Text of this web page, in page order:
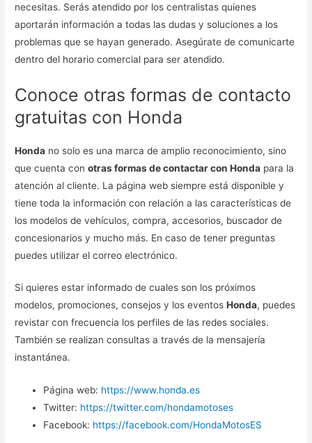
necesitas. Serás atendido por los centralistas quienes
aportarán información a todas las dudas y soluciones a los
problemas que se hayan generado. Asegúrate de comunicarte
dentro del horario comercial para ser atendido.
Conoce otras formas de contacto
gratuitas con Honda
Honda no solo es una marca de amplio reconocimiento, sino
que cuenta conotras formas de contactar con Honda para la
atención al cliente. La página web siempre está disponible y
tiene toda la información con relación a las características de
los modelos de vehículos, compra, accesorios, buscador de
concesionarios y mucho más. En caso de tener preguntas
puedes utilizar el correo electrónico.
Si quieres estar informado de cuales son los próximos
modelos, promociones, consejos y los eventosHonda, puedes
revistar con frecuencia los perfiles de las redes sociales.
También se realizan consultas a través de la mensajería
instantánea.
Página web: https://www.honda.es
Twitter: https://twitter.com/hondamotoses
Facebook: https://facebook.com/HondaMotosES